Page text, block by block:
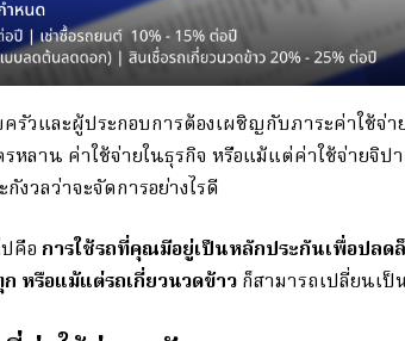
ละผู้ประกอบการต้องเผชิญกับภาระค่าใช้จ่า
ลาน ค่าใช้จ่ายในธุรกิจ หรือแม้แต่ค่าใช้จ่ายจิป
วลว่าจะจัดการอย่างไรดี
คือ การใช้รถที่คุณมีอยู่เป็นหลักประกันเพื่อปลด
หรือแม้แต่รถเกี่ยวนวดข้าวก็สามารถเปลี่ยนเ